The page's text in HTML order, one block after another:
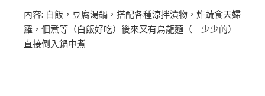
內容: 白飯，豆腐湯鍋，搭配各種涼拌漬物，炸蔬食天婦
羅，佃煮等（白飯好吃）後來又有烏龍麵（ 少少的）
直接倒入鍋中煮